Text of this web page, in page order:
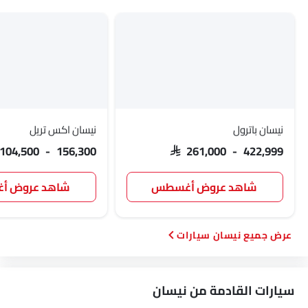
نيسان باترول
SAR 261,000 - 422,999
شاهد عروض أغسطس
نيسان اكس تريل
104,500 - 156,300
شاهد عروض
نيسان سيارات
سيارات القادمة من نيسان